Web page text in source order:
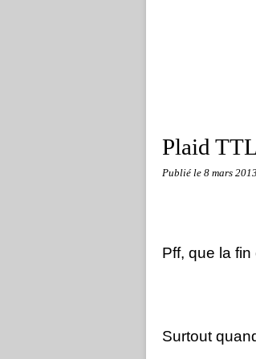
Plaid
Publié le 8 mars 2013
Pff, que la
Surtout